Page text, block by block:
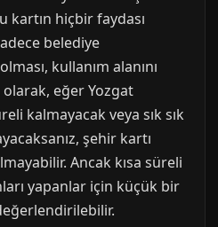
kartın hiçbir faydası
belediye
kullanım alanını
eğer Yozgat
kalmayacak veya sık sık
şehir kartı
Ancak kısa süreli
yapanlar için küçük bir